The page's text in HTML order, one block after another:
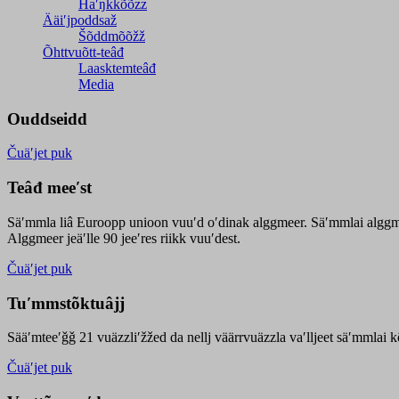
Haʹŋǩǩõõzz
Ääiʹjpoddsaž
Šõddmõõžž
Õhttvuõtt-teâđ
Laasktemteâđ
Media
Ouddseidd
Čuäʹjet puk
Teâđ meeʹst
Säʹmmla liâ Euroopp unioon vuuʹd oʹdinak alggmeer. Säʹmmlai
Alggmeer jeäʹlle 90 jeeʹres riikk vuuʹdest.
Čuäʹjet puk
Tuʹmmstõktuâjj
Sääʹmteeʹǧǧ 21 vuäzzliʹžžed da nellj väärrvuäzzla vaʹlljeet säʹmmlai
Čuäʹjet puk